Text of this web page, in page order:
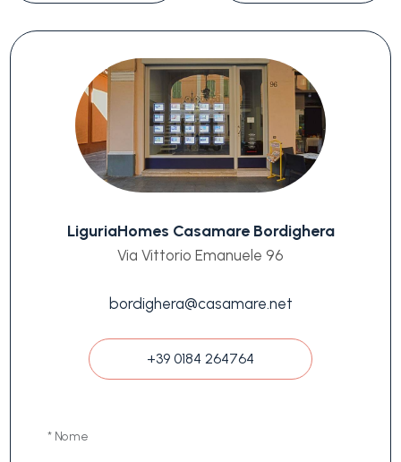
LiguriaHomes Casamare Bordighera
Via Vittorio Emanuele 96
bordighera@casamare.net
+39 0184 264764
* Nome